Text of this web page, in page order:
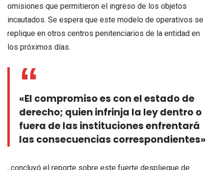
omisiones que permitieron el ingreso de los objetos
incautados. Se espera que este modelo de operativos se
replique en otros centros penitenciarios de la entidad en
los próximos días.
«El compromiso es con el estado de
derecho; quien infrinja la ley dentro o
fuera de las instituciones enfrentará
las consecuencias correspondientes»
, concluyó el reporte sobre este fuerte despliegue de